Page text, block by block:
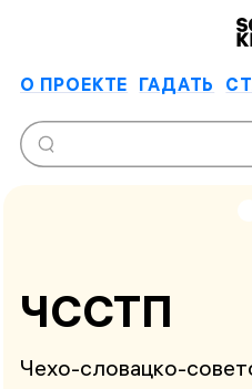
О ПРОЕКТЕ ГАДАТЬ
ЧССТП
Чехо-словацко-